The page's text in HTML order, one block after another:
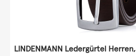
LINDENMANN Ledergürtel